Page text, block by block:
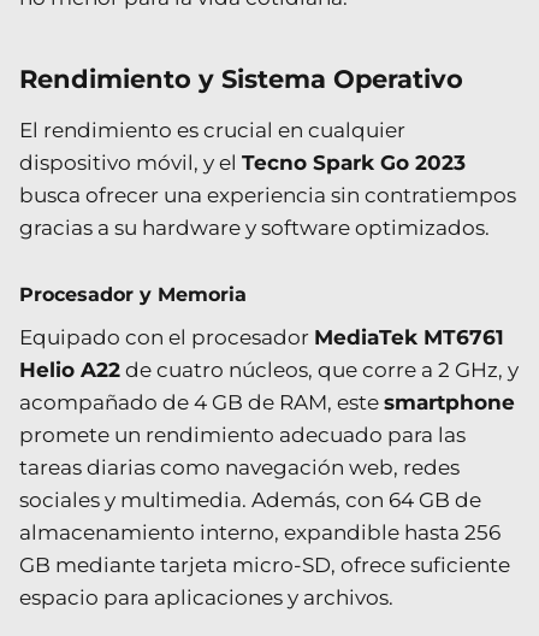
Rendimiento y Sistema Operativo
El rendimiento es crucial en cualquier
dispositivo móvil, y el Tecno Spark Go 2023
busca ofrecer una experiencia sin contratiempos
gracias a su hardware y software optimizados.
Procesador y Memoria
Equipado con el procesador MediaTek MT6761
Helio A22 de cuatro núcleos, que corre a 2 GHz, y
acompañado de 4 GB de RAM, este smartphone
promete un rendimiento adecuado para las
tareas diarias como navegación web, redes
sociales y multimedia. Además, con 64 GB de
almacenamiento interno, expandible hasta 256
GB mediante tarjeta micro-SD, ofrece suficiente
espacio para aplicaciones y archivos.